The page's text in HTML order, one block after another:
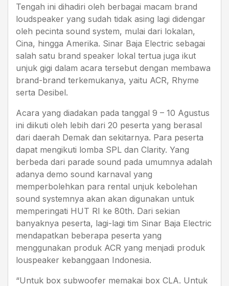
Tengah ini dihadiri oleh berbagai macam brand
loudspeaker yang sudah tidak asing lagi didengar
oleh pecinta sound system, mulai dari lokalan,
Cina, hingga Amerika. Sinar Baja Electric sebagai
salah satu brand speaker lokal tertua juga ikut
unjuk gigi dalam acara tersebut dengan membawa
brand-brand terkemukanya, yaitu ACR, Rhyme
serta Desibel.
Acara yang diadakan pada tanggal 9 – 10 Agustus
ini diikuti oleh lebih dari 20 peserta yang berasal
dari daerah Demak dan sekitarnya. Para peserta
dapat mengikuti lomba SPL dan Clarity. Yang
berbeda dari parade sound pada umumnya adalah
adanya demo sound karnaval yang
memperbolehkan para rental unjuk kebolehan
sound systemnya akan akan digunakan untuk
memperingati HUT RI ke 80th. Dari sekian
banyaknya peserta, lagi-lagi tim Sinar Baja Electric
mendapatkan beberapa peserta yang
menggunakan produk ACR yang menjadi produk
louspeaker kebanggaan Indonesia.
“Untuk box subwoofer memakai box CLA. Untuk